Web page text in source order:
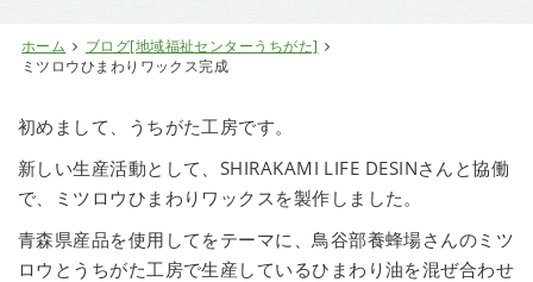
ホーム
ブログ[地域福祉センターうちがた]
ミツロウひまわりワックス完成
初めまして、うちがた工房です。
新しい生産活動として、SHIRAKAMI LIFE DESINさんと協働
で、ミツロウひまわりワックスを製作しました。
青森県産品を使用してをテーマに、鳥谷部養蜂場さんのミツ
ロウとうちがた工房で生産しているひまわり油を混ぜ合わせ